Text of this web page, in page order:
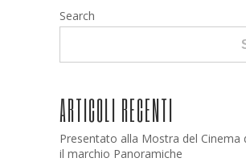
Search
ARTICOLI RECENTI
Presentato alla Mostra del Cinema
il marchio Panoramiche